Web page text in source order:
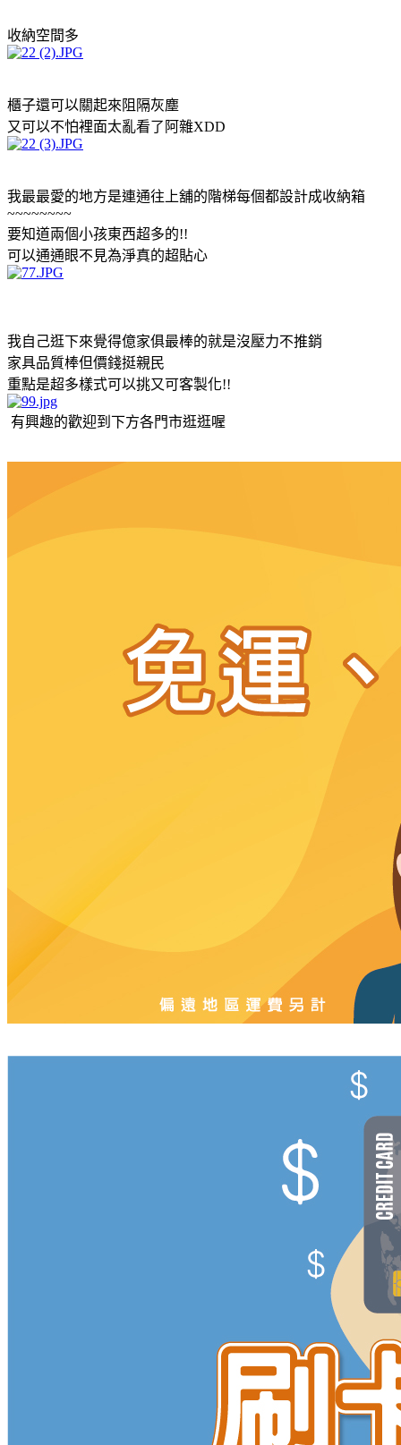
收納空間多
櫃子還可以關起來阻隔灰塵
又可以不怕裡面太亂看了阿雜XDD
我最最愛的地方是連通往上舖的階梯每個都設計成收納箱
~~~~~~~~
要知道兩個小孩東西超多的!!
可以通通眼不見為淨真的超貼心
我自己逛下來覺得億家俱最棒的就是沒壓力不推銷
家具品質棒但價錢挺親民
重點是超多樣式可以挑又可客製化!!
有興趣的歡迎到下方各門市逛逛喔